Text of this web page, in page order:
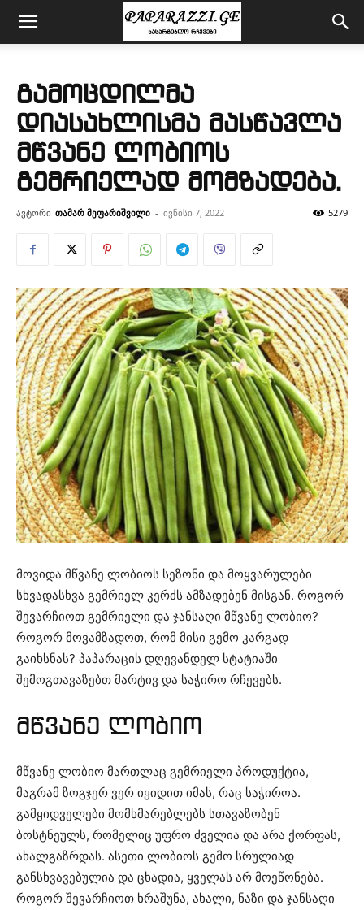
გამოცდილმა
დიასახლისმა მასწავლა
მწვანე ლობიოს
გემრიელად მომზადება.
ავტორი თამარ მეფარიშვილი - ივნისი 7, 2022 5279
მოვიდა მწვანე ლობიოს სეზონი და მოყვარულები
სხვადასხვა გემრიელ კერძს ამზადებენ მისგან. როგორ
შევარჩიოთ გემრიელი და ჯანსაღი მწვანე ლობიო?
როგორ მოვამზადოთ, რომ მისი გემო კარგად
გაიხსნას? პაპარაცის დღევანდელ სტატიაში
შემოგთავაზებთ მარტივ და საჭირო რჩევებს.
მწვანე ლობიო
მწვანე ლობიო მართლაც გემრიელი პროდუქტია,
მაგრამ ზოგჯერ ვერ იყიდით იმას, რაც საჭიროა.
გამყიდველები მომხმარებლებს სთავაზობენ
ბოსტნეულს, რომელიც უფრო ძველია და არა ქორფას,
ახალგაზრდას. ასეთი ლობიოს გემო სრულიად
განსხვავებულია და ცხადია, ყველას არ მოეწონება.
როგორ შევარჩიოთ ხრაშუნა, ახალი, ნაზი და ჯანსაღი